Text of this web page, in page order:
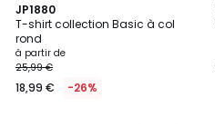
JP1880
T-shirt collection Basic à col
rond
à partir de
25,99 €
18,99 € -26%
4,8
/ 5
16
Couleurs